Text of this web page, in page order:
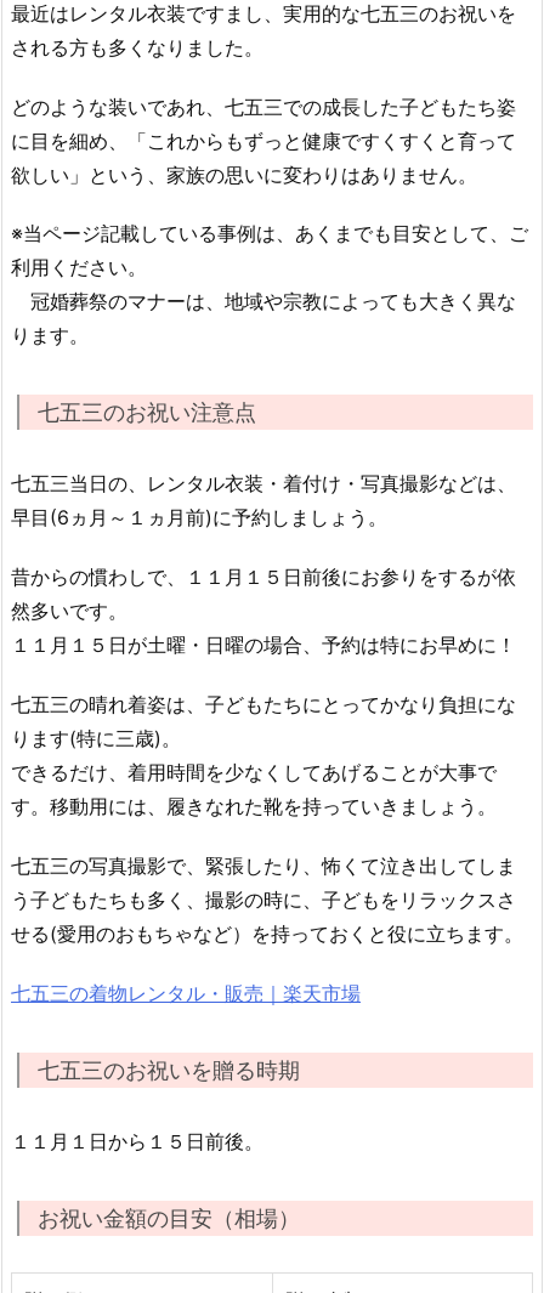
最近はレンタル衣装ですまし、実用的な七五三のお祝いを
される方も多くなりました。
どのような装いであれ、七五三での成長した子どもたち姿
に目を細め、「これからもずっと健康ですくすくと育って
欲しい」という、家族の思いに変わりはありません。
※当ページ記載している事例は、あくまでも目安として、ご
利用ください。
冠婚葬祭のマナーは、地域や宗教によっても大きく異な
ります。
七五三のお祝い注意点
七五三当日の、レンタル衣装・着付け・写真撮影などは、
早目(6ヵ月～１ヵ月前)に予約しましょう。
昔からの慣わしで、１１月１５日前後にお参りをするが依
然多いです。
１１月１５日が土曜・日曜の場合、予約は特にお早めに！
七五三の晴れ着姿は、子どもたちにとってかなり負担にな
ります(特に三歳)。
できるだけ、着用時間を少なくしてあげることが大事で
す。移動用には、履きなれた靴を持っていきましょう。
七五三の写真撮影で、緊張したり、怖くて泣き出してしま
う子どもたちも多く、撮影の時に、子どもをリラックスさ
せる(愛用のおもちゃなど）を持っておくと役に立ちます。
七五三の着物レンタル・販売｜楽天市場
七五三のお祝いを贈る時期
１１月１日から１５日前後。
お祝い金額の目安（相場）